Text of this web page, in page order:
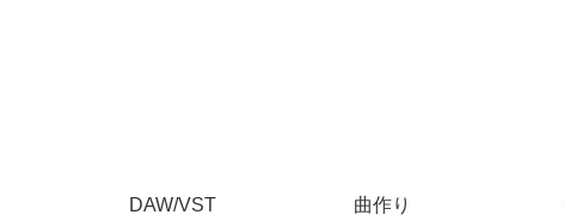
DAW/VST 曲作り